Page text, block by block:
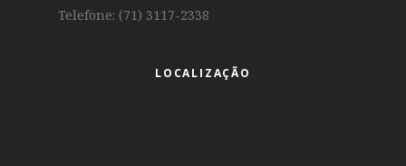
Telefone: (71) 3117-2338
LOCALIZAÇÃO